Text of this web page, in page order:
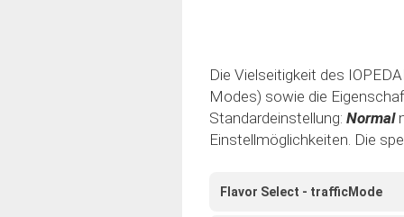
Die Vielseitigkeit des
Modes) sowie die
Standardeinstellung: Normal
Einstellmöglichkeiten. Die
Flavor Select - trafficMode